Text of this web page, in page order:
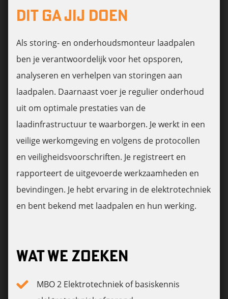
DIT GA JIJ DOEN
Als storing- en onderhoudsmonteur laadpalen
ben je verantwoordelijk voor het opsporen,
analyseren en verhelpen van storingen aan
laadpalen. Daarnaast voer je regulier onderhoud
uit om optimale prestaties van de
laadinfrastructuur te waarborgen. Je werkt in een
veilige werkomgeving en volgens de protocollen
en veiligheidsvoorschriften. Je registreert en
rapporteert de uitgevoerde werkzaamheden en
bevindingen. Je hebt ervaring in de elektrotechniek
en bent bekend met laadpalen en hun werking.
WAT WE ZOEKEN
MBO 2 Elektrotechniek of basiskennis